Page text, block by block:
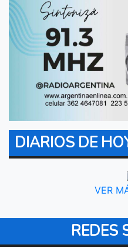
DIARIOS DE
VER
REDES